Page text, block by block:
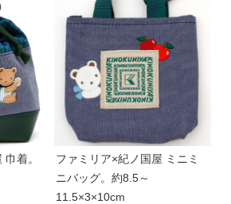
着。
ファミリア×紀ノ国屋 ミニミ
ニバッグ。約8.5～
11.5×3×10cm